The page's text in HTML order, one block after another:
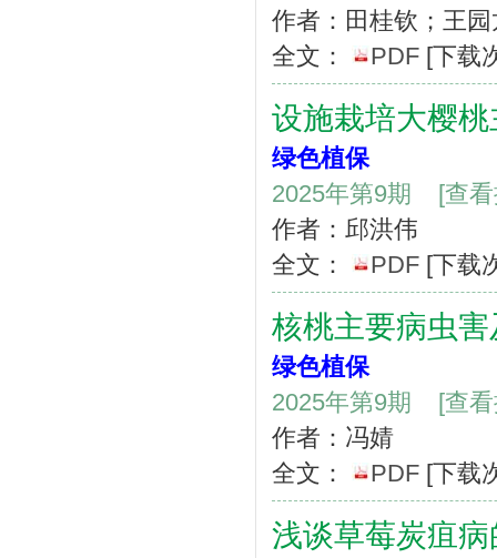
作者：田桂钦；王
全文：
PDF [下载
设施栽培大樱
绿色植保
2025年第9期
[查
作者：邱洪伟
全文：
PDF [下载
核桃主要病虫
绿色植保
2025年第9期
[查
作者：冯婧
全文：
PDF [下载
浅谈草莓炭疽